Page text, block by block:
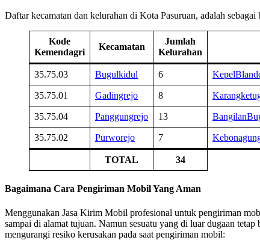
Daftar kecamatan dan kelurahan di Kota Pasuruan, adalah sebagai
Kode
Kemendagri
Kecamatan
Jumlah
Kelurahan
35.75.03 Bugulkidul 6 Kepel
35.75.01 Gadingrejo 8
35.75.04 Panggungrejo 13 Bangilan
35.75.02 Purworejo 7
TOTAL 34
Bagaimana Cara Pengiriman Mobil Yang Aman
Menggunakan Jasa Kirim Mobil profesional untuk pengiriman
sampai di alamat tujuan. Namun sesuatu yang di luar dugaan
mengurangi resiko kerusakan pada saat pengiriman mobil: